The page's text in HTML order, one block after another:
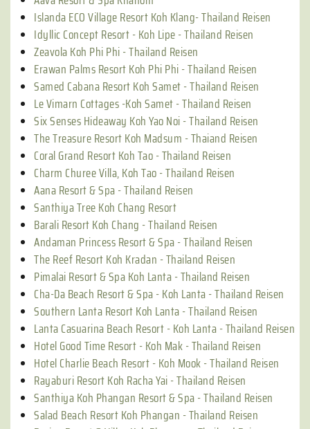
Islanda ECO Village Resort Koh Klang- Thailand Reisen
Idyllic Concept Resort - Koh Lipe - Thailand Reisen
Zeavola Koh Phi Phi - Thailand Reisen
Erawan Palms Resort Koh Phi Phi - Thailand Reisen
Samed Cabana Resort Koh Samet - Thailand Reisen
Le Vimarn Cottages -Koh Samet - Thailand Reisen
Six Senses Hideaway Koh Yao Noi - Thailand Reisen
The Treasure Resort Koh Madsum - Thaiand Reisen
Coral Grand Resort Koh Tao - Thailand Reisen
Charm Churee Villa, Koh Tao - Thailand Reisen
Aana Resort & Spa - Thailand Reisen
Santhiya Tree Koh Chang Resort
Barali Resort Koh Chang - Thailand Reisen
Andaman Princess Resort & Spa - Thailand Reisen
The Reef Resort Koh Kradan - Thailand Reisen
Pimalai Resort & Spa Koh Lanta - Thailand Reisen
Cha-Da Beach Resort & Spa - Koh Lanta - Thailand Reisen
Southern Lanta Resort Koh Lanta - Thailand Reisen
Lanta Casuarina Beach Resort - Koh Lanta - Thailand Reisen
Hotel Good Time Resort - Koh Mak - Thailand Reisen
Hotel Charlie Beach Resort - Koh Mook - Thailand Reisen
Rayaburi Resort Koh Racha Yai - Thailand Reisen
Santhiya Koh Phangan Resort & Spa - Thailand Reisen
Salad Beach Resort Koh Phangan - Thailand Reisen